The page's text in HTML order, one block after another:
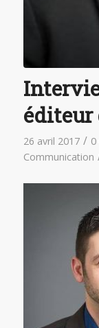
éditeur
26 avril 2017 /
Communication